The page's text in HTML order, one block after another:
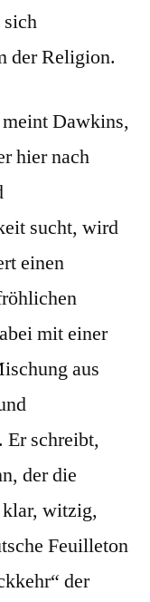
sich
der Religion.
Dawkins,
hier nach
sucht, wird
einen
mit einer
aus
Er schreibt,
der die
klar, witzig,
Feuilleton
der